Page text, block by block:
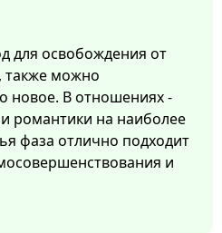
для освобождения от
также можно
новое. В отношениях -
романтики на наиболее
фаза отлично подходит
и